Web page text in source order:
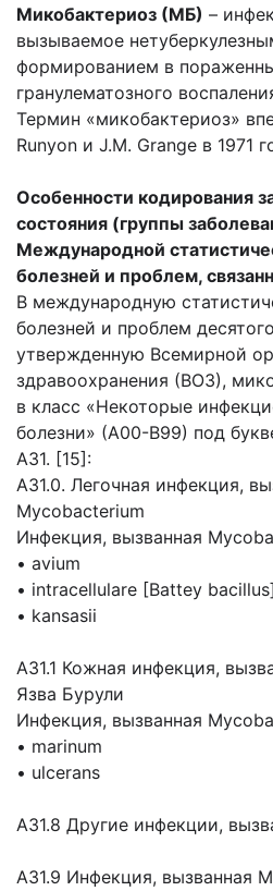
Микобактериоз (МБ) –
вызываемое
формированием в
гранулематозного
Термин «микобактериоз»
Runyon и J.M. Grange в 1971
Особенности кодирования
состояния (группы
Международной
болезней и проблем,
В международную
болезней и проблем
утвержденную Всемирной
здравоохранения (ВОЗ),
в класс «Некоторые
болезни» (А00-В99) под
А31. [15]:
A31.0. Легочная инфекция,
Mycobacterium
Инфекция, вызванная
• avium
• intracellulare [Battey bacillus]
• kansasii
A31.1 Кожная инфекция,
Язва Бурули
Инфекция, вызванная
• marinum
• ulcerans
A31.8 Другие инфекции,
A31.9 Инфекция, вызванная